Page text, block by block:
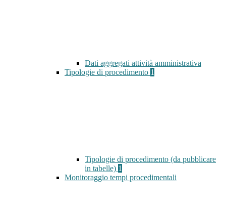
Dati aggregati attività amministrativa
Tipologie di procedimento 1
Tipologie di procedimento (da pubblicare
in tabelle) 1
Monitoraggio tempi procedimentali